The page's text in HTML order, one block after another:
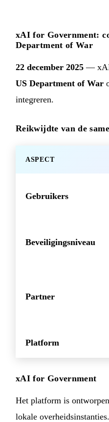
xAI for Government:
Department of War
22 december 2025 — xAI
US Department of War
integreren.
Reikwijdte van de
ASPECT
Gebruikers
Beveiligingsniveau
Partner
Platform
xAI for Government
Het platform is
lokale